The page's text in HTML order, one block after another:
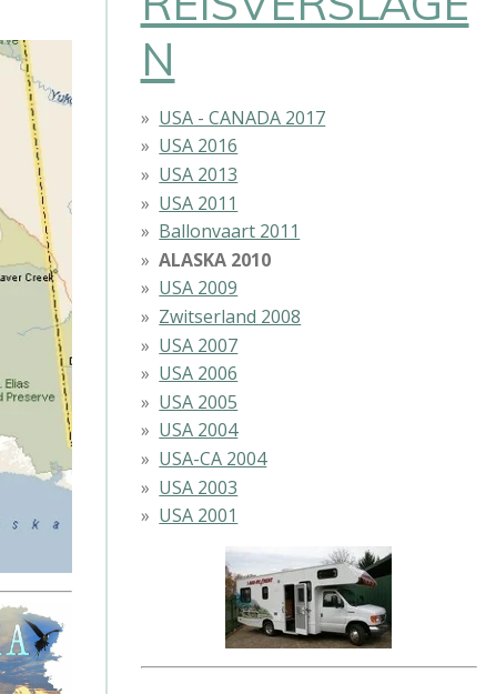
N
USA - CANADA 2017
USA 2016
USA 2013
USA 2011
Ballonvaart 2011
ALASKA 2010
USA 2009
Zwitserland 2008
USA 2007
USA 2006
USA 2005
USA 2004
USA-CA 2004
USA 2003
USA 2001